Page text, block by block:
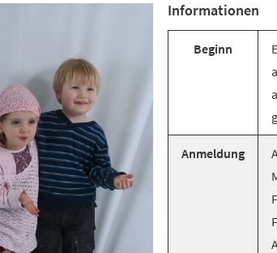
Informationen
Beginn
Anmeldung